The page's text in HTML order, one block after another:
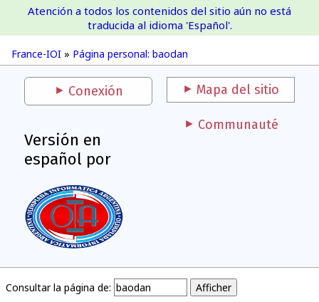
France-IOI
France-IOI » Página personal: baodan
Atención a todos los contenidos del sitio aún no está
traducida al idioma 'Español'.
Conexión Mapa del sitio
Versión en
español por
Communauté
Consultar la página de: